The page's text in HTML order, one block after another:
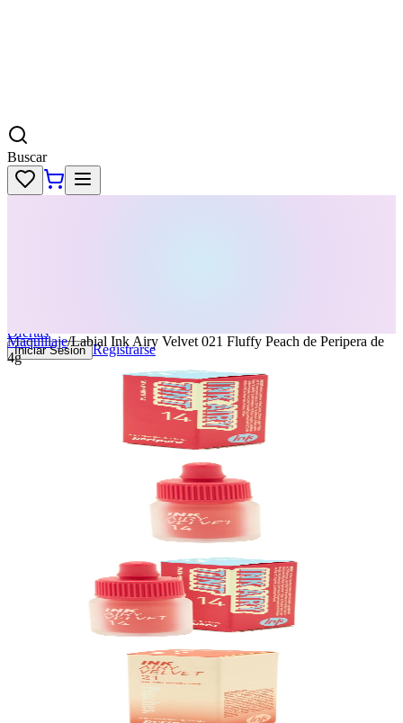
Buscar
Ofertas
Iniciar Sesion Registrarse
Maquillaje/Labial Ink Airy Velvet 021 Fluffy Peach de Peripera de
4g